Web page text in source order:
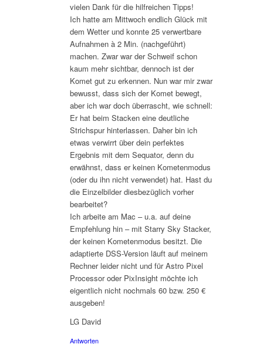
vielen Dank für die hilfreichen Tipps!
Ich hatte am Mittwoch endlich Glück mit
dem Wetter und konnte 25 verwertbare
Aufnahmen à 2 Min. (nachgeführt)
machen. Zwar war der Schweif schon
kaum mehr sichtbar, dennoch ist der
Komet gut zu erkennen. Nun war mir zwar
bewusst, dass sich der Komet bewegt,
aber ich war doch überrascht, wie schnell:
Er hat beim Stacken eine deutliche
Strichspur hinterlassen. Daher bin ich
etwas verwirrt über dein perfektes
Ergebnis mit dem Sequator, denn du
erwähnst, dass er keinen Kometenmodus
(oder du ihn nicht verwendet) hat. Hast du
die Einzelbilder diesbezüglich vorher
bearbeitet?
Ich arbeite am Mac – u.a. auf deine
Empfehlung hin – mit Starry Sky Stacker,
der keinen Kometenmodus besitzt. Die
adaptierte DSS-Version läuft auf meinem
Rechner leider nicht und für Astro Pixel
Processor oder PixInsight möchte ich
eigentlich nicht nochmals 60 bzw. 250 €
ausgeben!
LG David
Antworten